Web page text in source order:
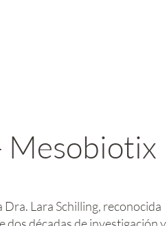
Mesobiotix
Lara Schilling, reconocida